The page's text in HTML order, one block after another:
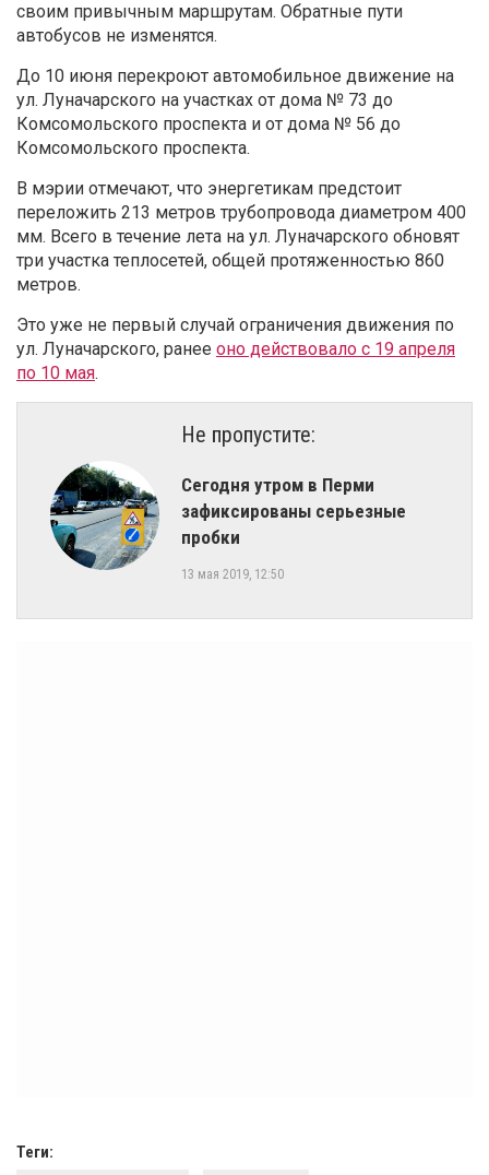
своим привычным маршрутам. Обратные пути
автобусов не изменятся.
До 10 июня перекроют автомобильное движение на
ул. Луначарского на участках от дома № 73 до
Комсомольского проспекта и от дома № 56 до
Комсомольского проспекта.
В мэрии отмечают, что энергетикам предстоит
переложить 213 метров трубопровода диаметром 400
мм. Всего в течение лета на ул. Луначарского обновят
три участка теплосетей, общей протяженностью 860
метров.
Это уже не первый случай ограничения движения по
ул. Луначарского, ранее оно действовало с 19 апреля
по 10 мая.
Не пропустите:
Сегодня утром в Перми
зафиксированы серьезные
пробки
13 мая 2019, 12:50
Теги: